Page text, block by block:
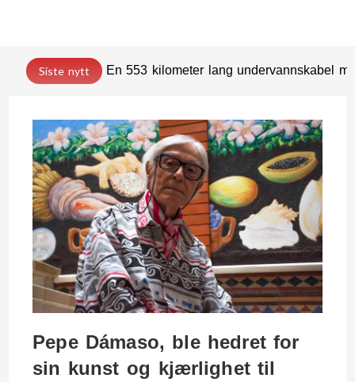
Siste nytt En 553 kilometer lang undervannskabel
Pepe Dámaso, ble hedret for
sin kunst og kjærlighet til